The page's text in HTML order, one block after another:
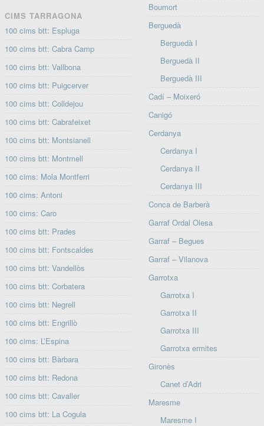
CIMS TARRAGONA
100 cims btt: Espluga
100 cims btt: Cabra Camp
100 cims btt: Vallbona
100 cims btt: Puigcerver
100 cims btt: Colldejou
100 cims btt: Cabrafeixet
100 cims btt: Montsianell
100 cims btt: Montmell
100 cims: Mola Montferri
100 cims: Antoni
100 cims: Caro
100 cims btt: Prades
100 cims btt: Fontscaldes
100 cims btt: Vandellòs
100 cims btt: Corbatera
100 cims btt: Negrell
100 cims btt: Engrillò
100 cims: L’Espina
100 cims btt: Bàrbara
100 cims btt: Redona
100 cims btt: Cavaller
100 cims btt: La Cogula
Boumort
Berguedà
Berguedà I
Berguedà II
Berguedà III
Cadí – Moixeró
Canigó
Cerdanya
Cerdanya I
Cerdanya II
Cerdanya III
Conca de Barberà
Garraf Ordal Olesa
Garraf – Begues
Garraf – Vilanova
Garrotxa
Garrotxa I
Garrotxa II
Garrotxa III
Garrotxa ermites
Gironès
Canet d’Adri
Maresme
Maresme I